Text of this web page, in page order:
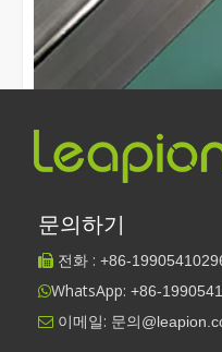
[레이저 절단기 비디오 S.]
신하는 방법 빠르게 발전하
밀도는 더 이상 '경쟁...
문의하기
 전화 : +86-
WhatsApp: +86-
 이메일: 문의